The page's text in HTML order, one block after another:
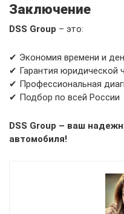
Заключение
DSS Group – это:
✔ Экономия времени и
✔ Гарантия юридической
✔ Профессиональная
✔ Подбор по всей России
DSS Group – ваш
автомобиля!